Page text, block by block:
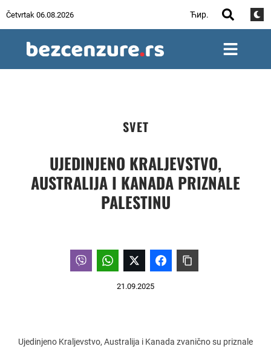
Četvrtak 06.08.2026 Ћир.
SVET
UJEDINJENO KRALJEVSTVO,
AUSTRALIJA I KANADA PRIZNALE
PALESTINU
21.09.2025
Ujedinjeno Kraljevstvo, Australija i Kanada zvanično su priznale